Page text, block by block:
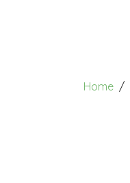
Home